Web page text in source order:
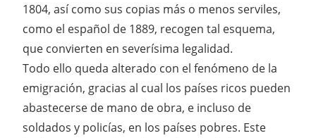
1804, así como sus copias más o menos serviles,
como el español de 1889, recogen tal esquema,
que convierten en severísima legalidad.
Todo ello queda alterado con el fenómeno de la
emigración, gracias al cual los países ricos pueden
abastecerse de mano de obra, e incluso de
soldados y policías, en los países pobres. Este